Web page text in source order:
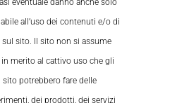
all’uso dei contenuti e/o di
sito. Il sito non si assume
merito al cattivo uso che gli
potrebbero fare delle
dei prodotti, dei servizi